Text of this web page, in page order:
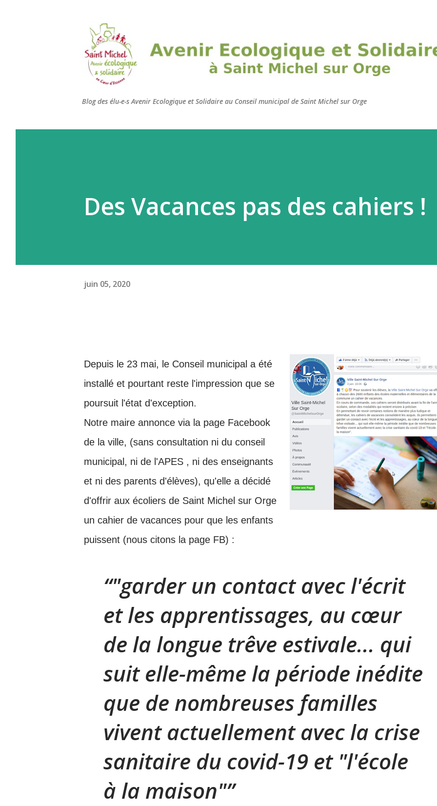
Blog des élu-e-s Avenir Ecologique et Solidaire au Conseil municipal de Saint Michel sur Orge
Des Vacances pas des cahiers !
juin 05, 2020
Depuis le 23 mai, le Conseil municipal a été
installé et pourtant reste l'impression que se
poursuit l'état d'exception.
Notre maire annonce via la page Facebook
de la ville, (sans consultation ni du conseil
municipal, ni de l'APES , ni des enseignants
et ni des parents d'élèves), qu'elle a décidé
d'offrir aux écoliers de Saint Michel sur Orge
un cahier de vacances pour que les enfants
puissent (nous citons la page FB) :
"garder un contact avec l'écrit
et les apprentissages, au cœur
de la longue trêve estivale... qui
suit elle-même la période inédite
que de nombreuses familles
vivent actuellement avec la crise
sanitaire du covid-19 et "l'école
à la maison"